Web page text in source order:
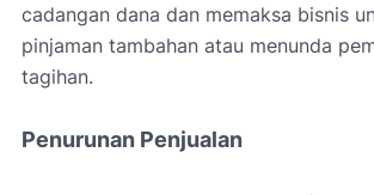
cadangan dana dan memaksa bisnis
pinjaman tambahan atau menunda
tagihan.
Penurunan Penjualan